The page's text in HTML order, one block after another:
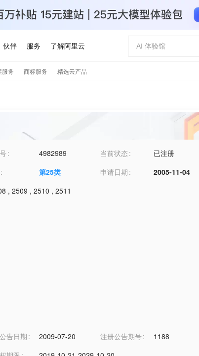
4982989 当前状态
已注册
第25类 申请日期
2005-11-04
, 2509 , 2510 , 2511
告日期 2009-07-20 注册公告期号
1188